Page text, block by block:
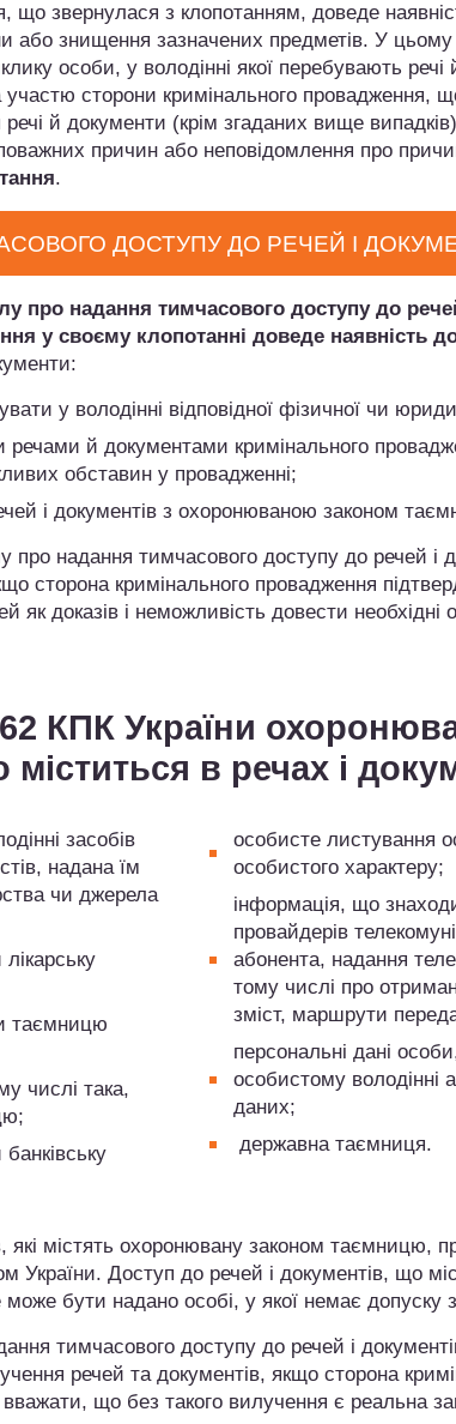
що звернулася з клопотанням, доведе
або знищення зазначених предметів. У цьому
особи, у володінні якої перебувають
сторони кримінального провадження,
й документи (крім згаданих вище
причин або неповідомлення про
.
ДОСТУПУ ДО РЕЧЕЙ І
про надання тимчасового доступу до
у своєму клопотанні доведе наявність
у володінні відповідної фізичної чи
речами й документами кримінального
обставин у провадженні;
і документів з охоронюваною законом
надання тимчасового доступу до речей і
сторона кримінального провадження
як доказів і неможливість довести
КПК України
в речах і
засобів
надана їм
чи джерела
таємницю
числі така,
особисте листування
особистого характеру;
інформація, що
провайдерів
абонента, надання
тому числі про
зміст, маршрути
персональні дані
особистому володінні
даних;
державна таємниця.
які містять охоронювану законом таємницю,
Доступ до речей і документів, що
бути надано особі, у якої немає допуску
тимчасового доступу до речей і
речей та документів, якщо сторона
вважати, що без такого вилучення є реальна